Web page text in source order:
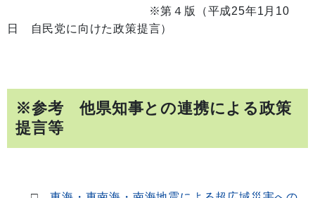
※第４版（平成25年1月10
日 自民党に向けた政策提言）
※参考 他県知事との連携による政策
提言等